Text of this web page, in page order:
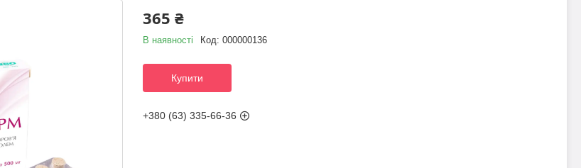
365 ₴
В наявності Код: 000000136
Купити
+380 (63) 335-66-36